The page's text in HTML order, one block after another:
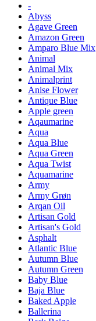
-
Abyss
Agave Green
Amazon Green
Amparo Blue Mix
Animal
Animal Mix
Animalprint
Anise Flower
Antique Blue
Apple green
Aqaumarine
Aqua
Aqua Blue
Aqua Green
Aqua Twist
Aquamarine
Army
Army Grøn
Arqan Oil
Artisan Gold
Artisan's Gold
Asphalt
Atlantic Blue
Autumn Blue
Autumn Green
Baby Blue
Baja Blue
Baked Apple
Ballerina